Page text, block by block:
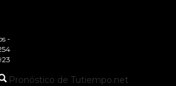
-
Pronóstico de Tutiempo.net